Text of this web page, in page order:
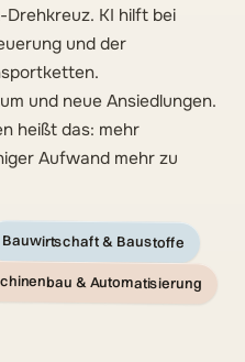
KI hilft bei
und der
und neue Ansiedlungen.
heißt das: mehr
Aufwand mehr zu
Bauwirtschaft & Baustoffe
& Automatisierung